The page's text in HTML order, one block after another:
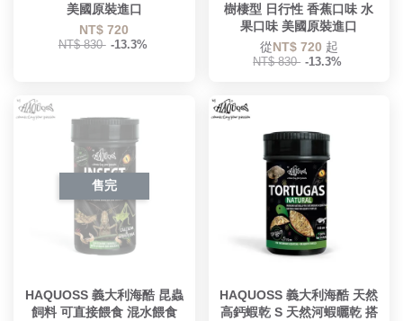
美國原裝進口
NT$ 720
NT$ 830 -13.3%
樹棲型 日行性 香蕉口味 水
果口味 美國原裝進口
從NT$ 720 起
NT$ 830 -13.3%
售完
HAQUOSS 義大利海酷 昆蟲
飼料 可直接餵食 混水餵食
HAQUOSS 義大利海酷 天然
高鈣蝦乾 S 天然河蝦曬乾 搭